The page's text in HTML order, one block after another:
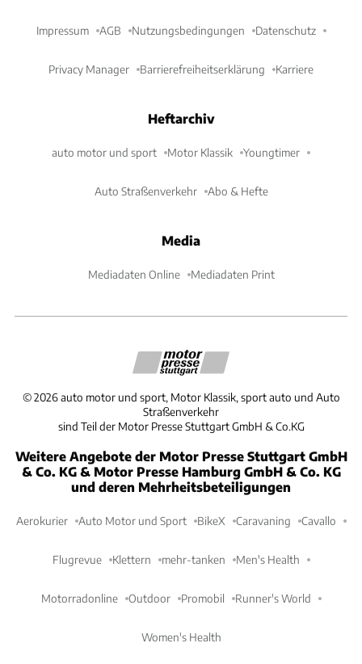
Impressum AGB Nutzungsbedingungen Datenschutz
Privacy Manager Barrierefreiheitserklärung Karriere
Heftarchiv
auto motor und sport Motor Klassik Youngtimer
Auto Straßenverkehr Abo & Hefte
Media
Mediadaten Online Mediadaten Print
©2026 auto motor und sport, Motor Klassik, sport auto und Auto
Straßenverkehr
sind Teil der Motor Presse Stuttgart GmbH & Co.KG
Weitere Angebote der Motor Presse Stuttgart GmbH
& Co. KG & Motor Presse Hamburg GmbH & Co. KG
und deren Mehrheitsbeteiligungen
Aerokurier Auto Motor und Sport BikeX Caravaning Cavallo
Flugrevue Klettern mehr-tanken Men's Health
Motorradonline Outdoor Promobil Runner's World
Women's Health